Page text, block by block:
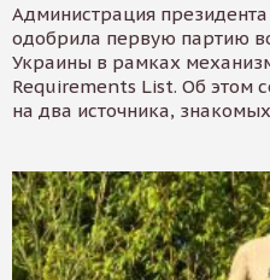
Администрация
одобрила первую партию
Украины в рамках
Requirements List. Об этом
на два источника,